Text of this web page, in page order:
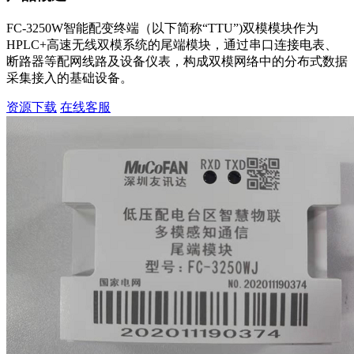
FC-3250W智能配变终端（以下简称“TTU”)双模模块作为
HPLC+高速无线双模系统的尾端模块，通过串口连接电表、
断路器等配网线路及设备仪表，构成双模网络中的分布式数据
采集接入的基础设备。
资源下载 在线客服